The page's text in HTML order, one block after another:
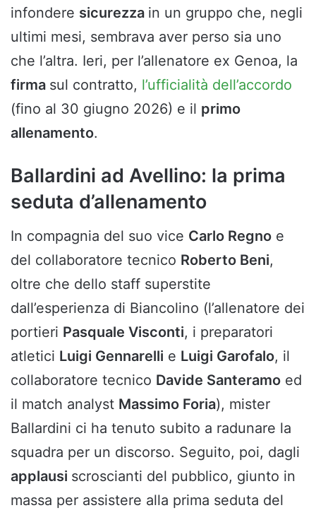
infondere sicurezza in un gruppo che, negli
ultimi mesi, sembrava aver perso sia uno
che l’altra. Ieri, per l’allenatore ex Genoa, la
firma sul contratto, l’ufficialità dell’accordo
(fino al 30 giugno 2026) e il primo
allenamento.
Ballardini ad Avellino: la prima
seduta d’allenamento
In compagnia del suo vice Carlo Regno e
del collaboratore tecnico Roberto Beni,
oltre che dello staff superstite
dall’esperienza di Biancolino (l’allenatore dei
portieri Pasquale Visconti, i preparatori
atletici Luigi Gennarelli e Luigi Garofalo, il
collaboratore tecnico Davide Santeramo ed
il match analyst Massimo Foria), mister
Ballardini ci ha tenuto subito a radunare la
squadra per un discorso. Seguito, poi, dagli
applausi scroscianti del pubblico, giunto in
massa per assistere alla prima seduta del